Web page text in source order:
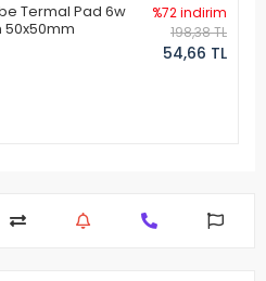
Termal Pad 6w
50x50mm
%72 indirim
198,38 TL
54,66 TL